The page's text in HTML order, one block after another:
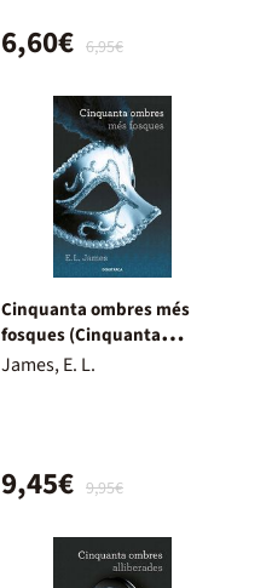
6,95€
6,60€
Cinquanta ombres més
fosques (Cinquanta
ombres 2)
James, E. L.
9,95€
9,45€